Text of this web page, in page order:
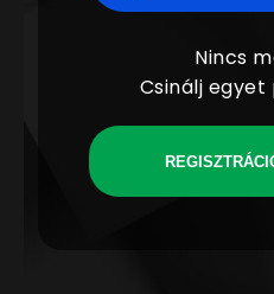
Nincs
Csinálj